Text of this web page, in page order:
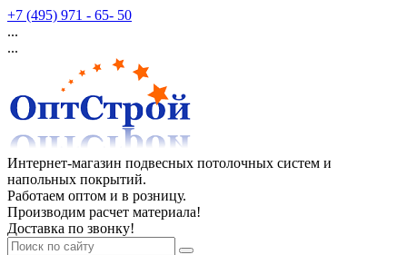
+7 (495) 971 - 65- 50
...
...
Интернет-магазин подвесных потолочных систем и
напольных покрытий.
Работаем оптом и в розницу.
Производим расчет материала!
Доставка по звонку!